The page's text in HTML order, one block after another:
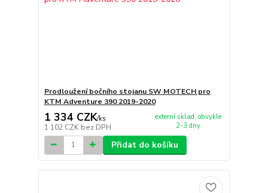
Prodloužení bočního stojanu SW MOTECH pro
KTM Adventure 390 2019-2020
1 334 CZK/ks
1 102 CZK bez DPH
externí sklad, obvykle
2-3 dny
Přidat do košíku